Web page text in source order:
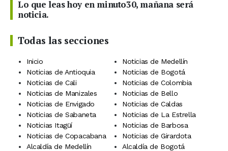
Lo que leas hoy en minuto30, mañana será
noticia.
Todas las secciones
Inicio
Noticias de Medellín
Noticias de Antioquia
Noticias de Bogotá
Noticias de Cali
Noticias de Colombia
Noticias de Manizales
Noticias de Bello
Noticias de Envigado
Noticias de Caldas
Noticias de Sabaneta
Noticias de La Estrella
Noticias Itagüí
Noticias de Barbosa
Noticias de Copacabana
Noticias de Girardota
Alcaldía de Medellín
Alcaldía de Bogotá